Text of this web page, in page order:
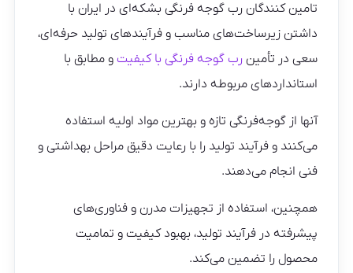
تامین کنندگان رب گوجه فرنگی بشکه‌ای در ایران با
داشتن زیرساخت‌های مناسب و فرآیندهای تولید حرفه‌ای،
سعی در تأمین رب گوجه فرنگی با کیفیت و مطابق با
استانداردهای مربوطه دارند.
آنها از گوجه‌فرنگی تازه و بهترین مواد اولیه استفاده
می‌کنند و فرآیند تولید را با رعایت دقیق مراحل بهداشتی و
فنی انجام می‌دهند.
همچنین، استفاده از تجهیزات مدرن و فناوری‌های
پیشرفته در فرآیند تولید، بهبود کیفیت و تمامیت
محصول را تضمین می‌کند.